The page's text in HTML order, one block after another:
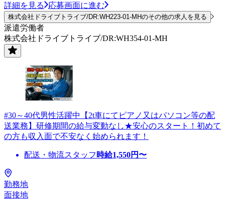
詳細を見る 応募画面に進む
株式会社ドライブトライブ/DR:WH223-01-MHのその他の求人を見る
派遣労働者
株式会社ドライブトライブ/DR:WH354-01-MH
#30～40代男性活躍中【2t車にてピアノ又はパソコン等の配
送業務】研修期間の給与変動なし★安心のスタート！初めて
の方も収入面で不安なく始められます！
配送・物流スタッフ 時給1,550円〜
勤務地
面接地